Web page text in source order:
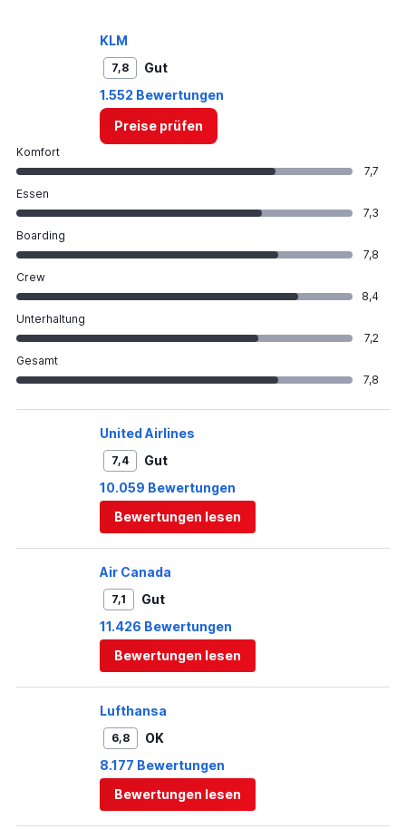
KLM
7,8
Gut
1.552 Bewertungen
Preise prüfen
Komfort
7,7
Essen
7,3
Boarding
7,8
Crew
8,4
Unterhaltung
7,2
Gesamt
7,8
United Airlines
7,4
Gut
10.059 Bewertungen
Bewertungen lesen
Air Canada
7,1
Gut
11.426 Bewertungen
Bewertungen lesen
Lufthansa
6,8
OK
8.177 Bewertungen
Bewertungen lesen